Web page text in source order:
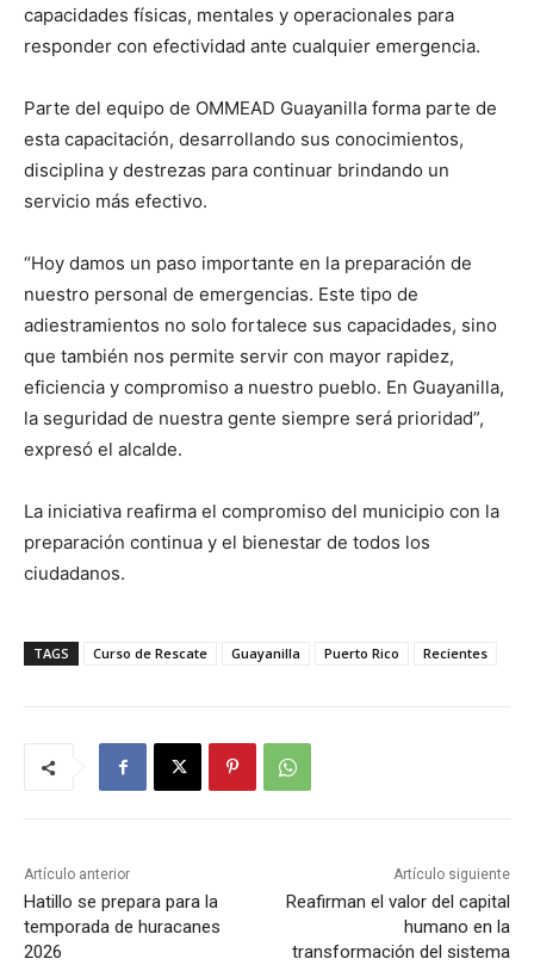
capacidades físicas, mentales y operacionales para
responder con efectividad ante cualquier emergencia.
Parte del equipo de OMMEAD Guayanilla forma parte de
esta capacitación, desarrollando sus conocimientos,
disciplina y destrezas para continuar brindando un
servicio más efectivo.
“Hoy damos un paso importante en la preparación de
nuestro personal de emergencias. Este tipo de
adiestramientos no solo fortalece sus capacidades, sino
que también nos permite servir con mayor rapidez,
eficiencia y compromiso a nuestro pueblo. En Guayanilla,
la seguridad de nuestra gente siempre será prioridad”,
expresó el alcalde.
La iniciativa reafirma el compromiso del municipio con la
preparación continua y el bienestar de todos los
ciudadanos.
TAGS Curso de Rescate Guayanilla Puerto Rico Recientes
Artículo anterior
Hatillo se prepara para la
temporada de huracanes
2026
Artículo siguiente
Reafirman el valor del capital
humano en la
transformación del sistema